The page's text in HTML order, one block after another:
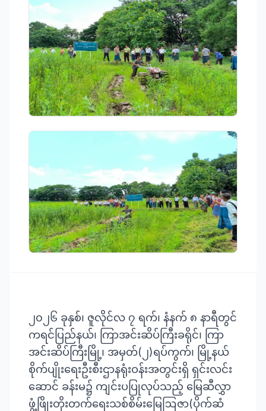
၂၀၂၆ ခုနှစ်၊ ဇူလိုင်လ ၇ ရက်၊ နံနက် ၈ နာရီတွင်
ကရင်ပြည်နယ်၊ ကြာအင်းဆိပ်ကြီးခရိုင်၊ ကြာ
အင်းဆိပ်ကြီးမြို့၊ အမှတ်(၂)ရပ်ကွက်၊ မြို့နယ်
စိုက်ပျိုးရေးဦးစီးဌာနရုံးဝန်းအတွင်းရှိ ရှင်းလင်း
ဆောင် ခန်းမ၌ ကျင်းပပြုလုပ်သည့် မြေဆီလွှာ
ဖွံ့ဖြိုးတိုးတက်ရေးသစ်စိမ်းမြေဩဇာ(ပိုက်ဆံ